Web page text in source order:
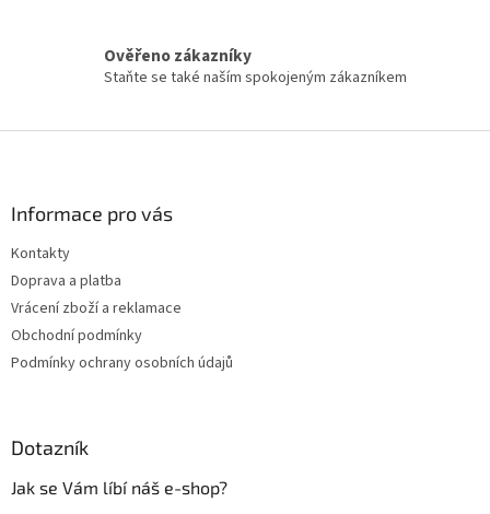
s
u
Ověřeno zákazníky
Staňte se také naším spokojeným zákazníkem
Informace pro vás
Kontakty
Doprava a platba
Vrácení zboží a reklamace
Obchodní podmínky
Podmínky ochrany osobních údajů
Dotazník
Jak se Vám líbí náš e-shop?